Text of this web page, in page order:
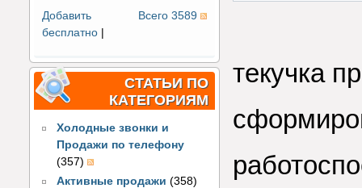
Всего 3589
Добавить
бесплатно |
СТАТЬИ ПО
КАТЕГОРИЯМ
Холодные звонки и
Продажи по телефону
(357)
Активные продажи (358)
текучка